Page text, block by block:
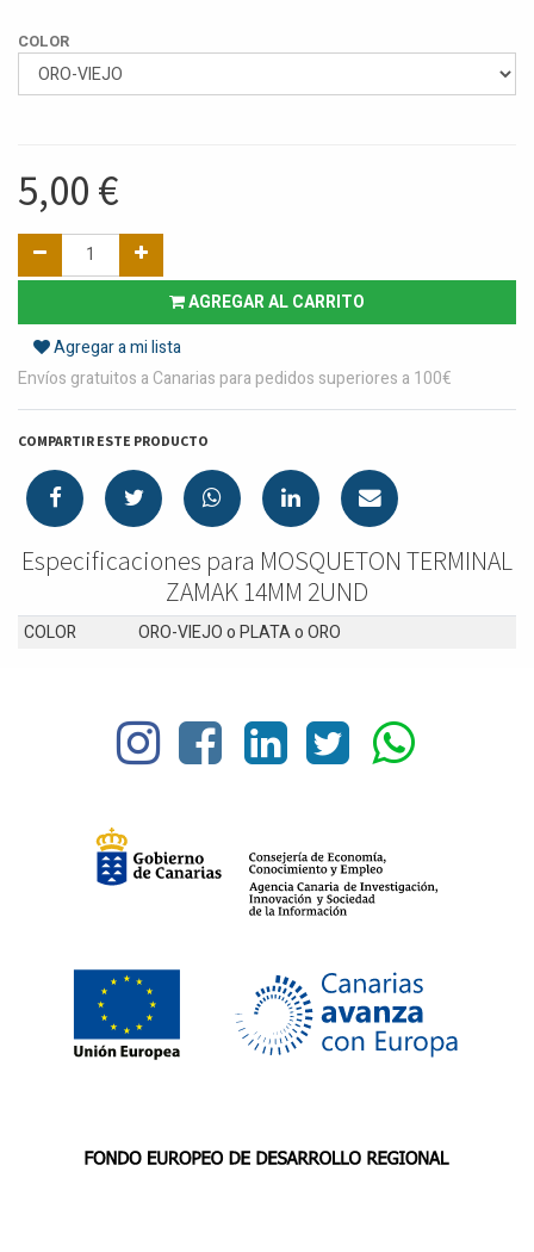
COLOR
5,00 €
AGREGAR AL CARRITO
Agregar a mi lista
Envíos gratuitos a Canarias para pedidos superiores a 100€
COMPARTIR ESTE PRODUCTO
Especificaciones para MOSQUETON TERMINAL
ZAMAK 14MM 2UND
COLOR ORO-VIEJOoPLATAoORO